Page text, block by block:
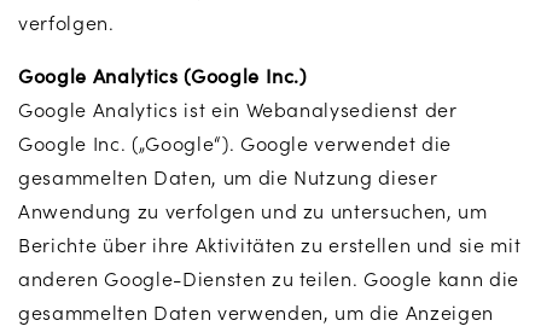
verfolgen.
Google Analytics (Google Inc.)
Google Analytics ist ein Webanalysedienst der
Google Inc. („Google“). Google verwendet die
gesammelten Daten, um die Nutzung dieser
Anwendung zu verfolgen und zu untersuchen, um
Berichte über ihre Aktivitäten zu erstellen und sie mit
anderen Google-Diensten zu teilen. Google kann die
gesammelten Daten verwenden, um die Anzeigen